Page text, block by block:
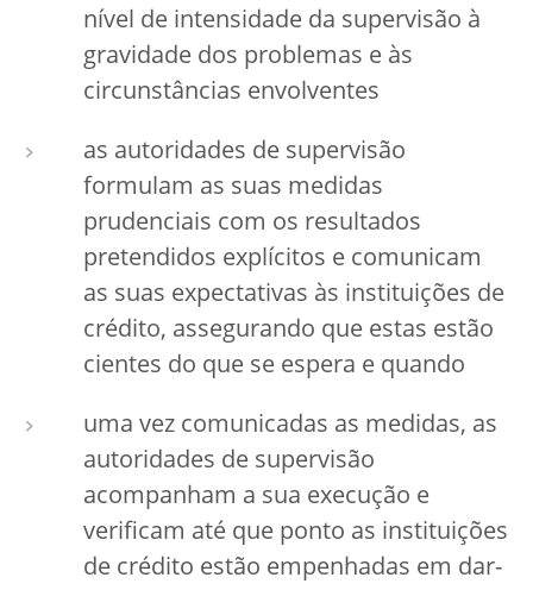
nível de intensidade da supervisão à
gravidade dos problemas e às
circunstâncias envolventes
as autoridades de supervisão
formulam as suas medidas
prudenciais com os resultados
pretendidos explícitos e comunicam
as suas expectativas às instituições de
crédito, assegurando que estas estão
cientes do que se espera e quando
uma vez comunicadas as medidas, as
autoridades de supervisão
acompanham a sua execução e
verificam até que ponto as instituições
de crédito estão empenhadas em dar-